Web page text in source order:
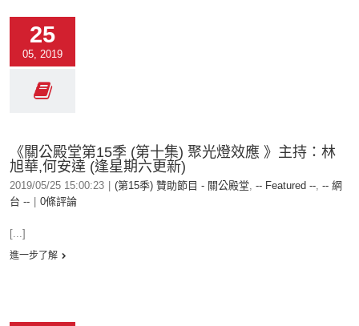
25
05, 2019
《關公殿堂第15季 (第十集) 聚光燈效應 》主持：林
旭華,何安達 (逢星期六更新)
2019/05/25 15:00:23 (第15季) 贊助節目 - 關公殿堂, -- Featured --, -- 網
台 --
0條評論
[...]
進一步了解